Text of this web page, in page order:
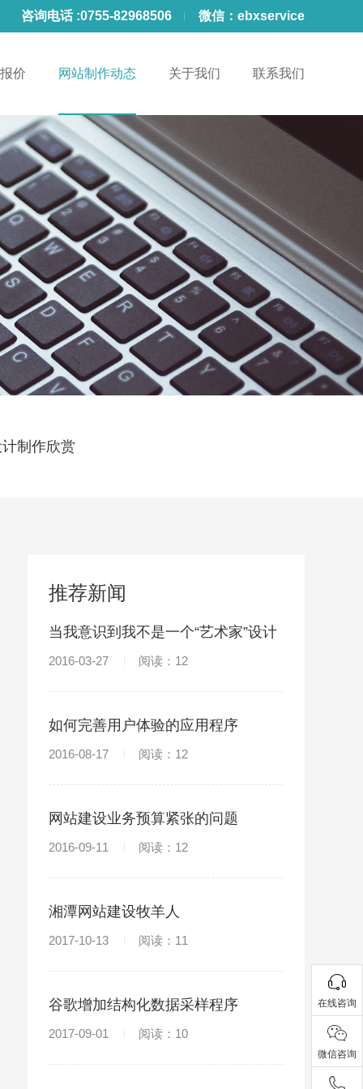
咨询电话 :0755-82968506 微信： ebxservice
价 网站制作动态 关于我们 联系我们
制作欣赏
推荐新闻
当我意识到我不是一个“艺术家”设计
师
2016-03-27 阅读：12
如何完善用户体验的应用程序
2016-08-17 阅读：12
网站建设业务预算紧张的问题
2016-09-11 阅读：12
湘潭网站建设牧羊人
2017-10-13 阅读：11
谷歌增加结构化数据采样程序
2017-09-01 阅读：10
在线咨询
微信咨询